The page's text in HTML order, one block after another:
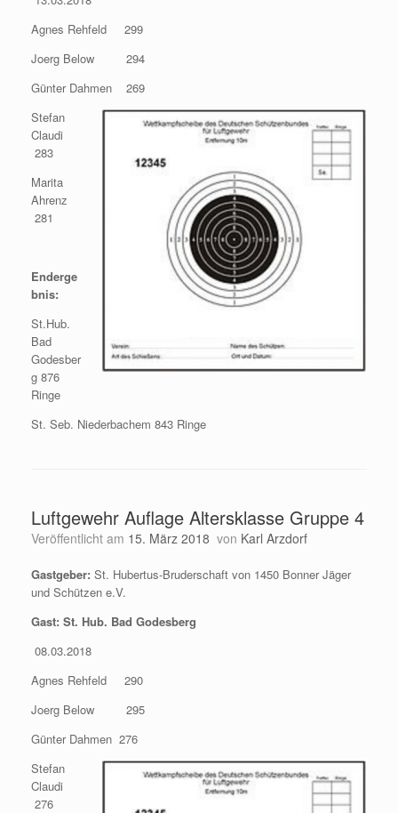
Agnes Rehfeld 299
Joerg Below 294
Günter Dahmen 269
Stefan
Claudi
283
Marita
Ahrenz
281
Enderge
bnis:
St.Hub.
Bad
Godesber
g 876
Ringe
St. Seb. Niederbachem 843 Ringe
Luftgewehr Auflage Altersklasse Gruppe 4
Veröffentlicht am 15. März 2018 von Karl Arzdorf
Gastgeber: St. Hubertus-Bruderschaft von 1450 Bonner Jäger
und Schützen e.V.
Gast: St. Hub. Bad Godesberg
08.03.2018
Agnes Rehfeld 290
Joerg Below 295
Günter Dahmen 276
Stefan
Claudi
276